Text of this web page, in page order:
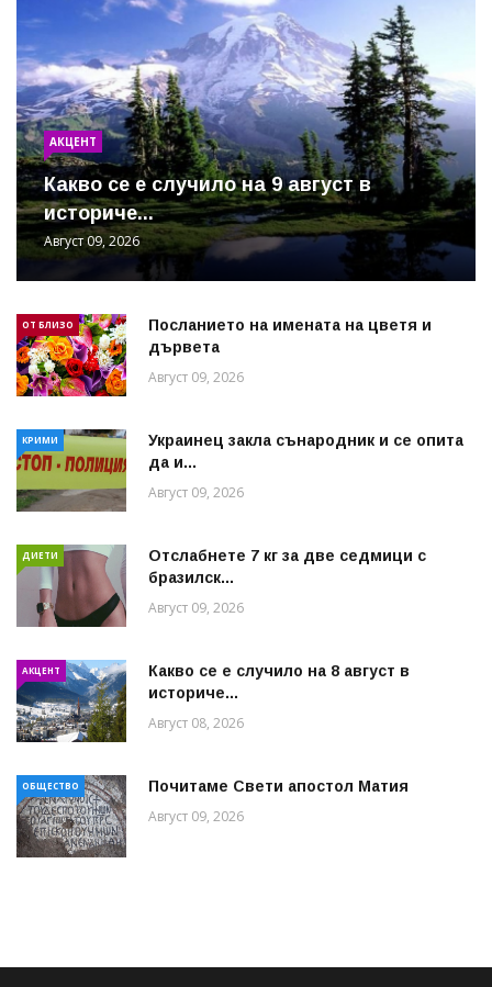
АКЦЕНТ
Какво се е случило на 9 август в
историче...
Август 09, 2026
ОТ БЛИЗО
Посланието на имената на цветя и
дървета
Август 09, 2026
КРИМИ
Украинец закла сънародник и се опита
да и...
Август 09, 2026
ДИЕТИ
Отслабнете 7 кг за две седмици с
бразилск...
Август 09, 2026
АКЦЕНТ
Какво се е случило на 8 август в
историче...
Август 08, 2026
ОБЩЕСТВО Почитаме Свети апостол Матия
Август 09, 2026